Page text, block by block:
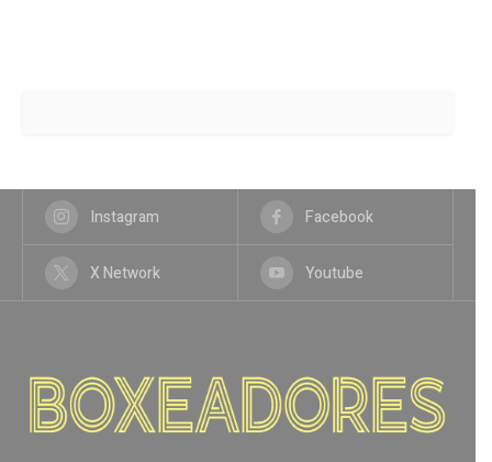
Instagram Facebook
X Network Youtube